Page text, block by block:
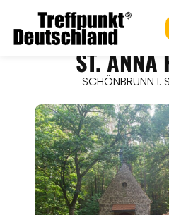
ST. ANNA
SCHÖNBRUNN I.